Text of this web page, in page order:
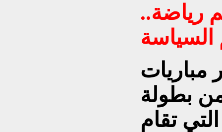
رياضة..
مباريات
بطولة
تقام